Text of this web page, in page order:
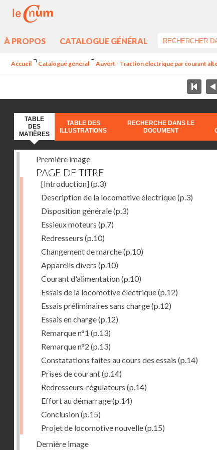
À PROPOS CATALOGUE GÉNÉRAL
Accueil Catalogue général Auvert - Traction électrique par courant
TABLE
DES
MATIÈRES
TABLE DES
ILLUSTRATIONS
RECHERCHE DANS LE
DOCUMENT
Première image
PAGE DE TITRE
[Introduction](p.3)
Description de la locomotive électrique(p.3)
Disposition générale(p.3)
Essieux moteurs (p.7)
Redresseurs (p.10)
Changement de marche(p.10)
Appareils divers (p.10)
Courant d'alimentation(p.10)
Essais de la locomotive électrique(p.12)
Essais préliminaires sans charge(p.12)
Essais en charge(p.12)
Remarque n°1 (p.13)
Remarque n°2 (p.13)
Constatations faites au cours des essais (p.14)
Prises de courant(p.14)
Redresseurs-régulateurs (p.14)
Effort au démarrage(p.14)
Conclusion(p.15)
Projet de locomotive nouvelle(p.15)
Dernière image